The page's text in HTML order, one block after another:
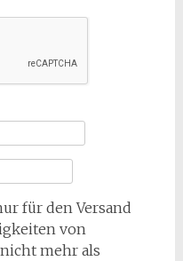
für den Versand
von
mehr als